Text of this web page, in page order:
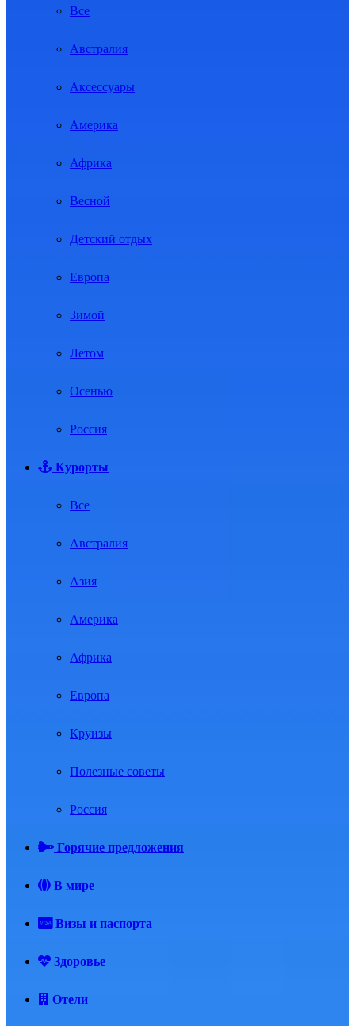
Все
Австралия
Аксессуары
Америка
Африка
Весной
Детский отдых
Европа
Зимой
Летом
Осенью
Россия
Курорты
Все
Австралия
Азия
Америка
Африка
Европа
Круизы
Полезные советы
Россия
Горячие предложения
В мире
Визы и паспорта
Здоровье
Отели